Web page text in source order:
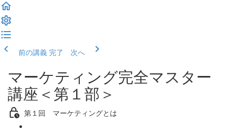
前の講義 完了 次へ
マーケティング完全マスター
講座＜第１部＞
第１回 マーケティングとは